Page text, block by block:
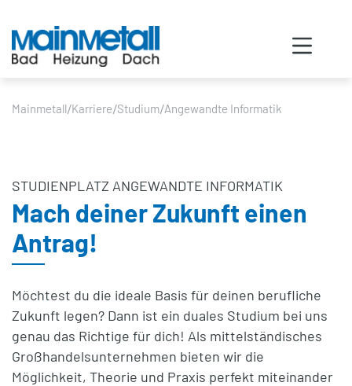
Mainmetall/Karriere/Studium/Angewandte Informatik
STUDIENPLATZ ANGEWANDTE INFORMATIK
Mach deiner Zukunft einen
Antrag!
Möchtest du die ideale Basis für deinen berufliche
Zukunft legen? Dann ist ein duales Studium bei uns
genau das Richtige für dich! Als mittelständisches
Großhandelsunternehmen bieten wir die
Möglichkeit, Theorie und Praxis perfekt miteinander